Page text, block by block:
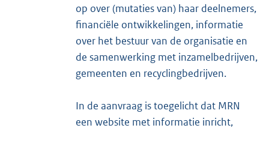
op over (mutaties van) haar deelnemers,
financiële ontwikkelingen, informatie
over het bestuur van de organisatie en
de samenwerking met inzamelbedrijven,
gemeenten en recyclingbedrijven.
In de aanvraag is toegelicht dat MRN
een website met informatie inricht,